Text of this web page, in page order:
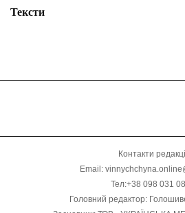
Тексти
Контакти
Email:
Тел:+38 098 031
Головний редактор: